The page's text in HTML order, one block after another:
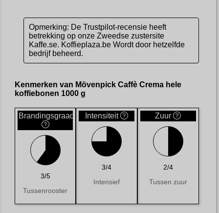
Opmerking: De Trustpilot-recensie heeft
betrekking op onze Zweedse zustersite
Kaffe.se. Koffieplaza.be Wordt door hetzelfde
bedrijf beheerd.
Kenmerken van Mövenpick Caffè Crema hele
koffiebonen 1000 g
Brandingsgraad
3/5
Tussenrooster
Intensiteit
3/4
Intensief
Zuur
2/4
Tussen zuur